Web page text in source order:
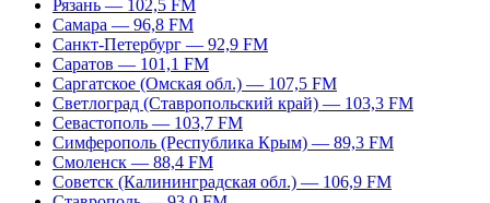
Рязань — 102,5 FM
Самара — 96,8 FM
Санкт-Петербург — 92,9 FM
Саратов — 101,1 FM
Саргатское (Омская обл.) — 107,5 FM
Светлоград (Ставропольский край) — 103,3 FM
Севастополь — 103,7 FM
Симферополь (Республика Крым) — 89,3 FM
Смоленск — 88,4 FM
Советск (Калининградская обл.) — 106,9 FM